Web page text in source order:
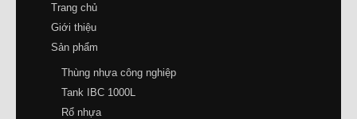
Trang chủ
Giới thiệu
Sản phẩm
Thùng nhựa công nghiệp
Tank IBC 1000L
Rổ nhựa